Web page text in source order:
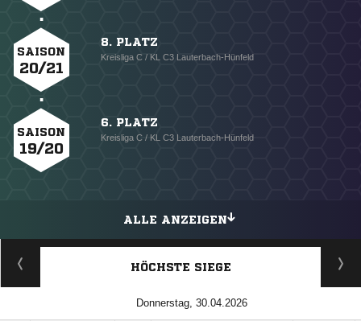
SAISON
20/21
8. PLATZ
Kreisliga C / KL C3 Lauterbach-Hünfeld
SAISON
19/20
6. PLATZ
Kreisliga C / KL C3 Lauterbach-Hünfeld
ALLE ANZEIGEN
HÖCHSTE SIEGE
Donnerstag, 30.04.2026